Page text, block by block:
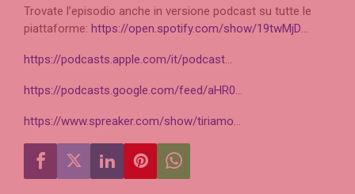
Trovate l’episodio anche in versione podcast su tutte le
piattaforme: https://open.spotify.com/show/19twMjD…
https://podcasts.apple.com/it/podcast…
https://podcasts.google.com/feed/aHR0…
https://www.spreaker.com/show/tiriamo…